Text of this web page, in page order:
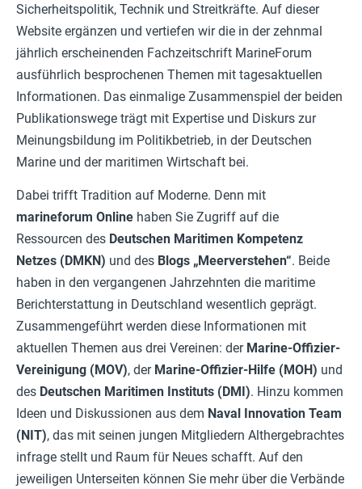
Sicherheitspolitik, Technik und Streitkräfte. Auf dieser
Website ergänzen und vertiefen wir die in der zehnmal
jährlich erscheinenden Fachzeitschrift MarineForum
ausführlich besprochenen Themen mit tagesaktuellen
Informationen. Das einmalige Zusammenspiel der beiden
Publikationswege trägt mit Expertise und Diskurs zur
Meinungsbildung im Politikbetrieb, in der Deutschen
Marine und der maritimen Wirtschaft bei.
Dabei trifft Tradition auf Moderne. Denn mit
marineforum Online haben Sie Zugriff auf die
Ressourcen des Deutschen Maritimen Kompetenz
Netzes (DMKN) und des Blogs „Meerverstehen“. Beide
haben in den vergangenen Jahrzehnten die maritime
Berichterstattung in Deutschland wesentlich geprägt.
Zusammengeführt werden diese Informationen mit
aktuellen Themen aus drei Vereinen: der Marine-Offizier-
Vereinigung (MOV), derMarine-Offizier-Hilfe (MOH) und
des Deutschen Maritimen Instituts (DMI). Hinzu kommen
Ideen und Diskussionen aus dem Naval Innovation Team
(NIT), das mit seinen jungen Mitgliedern Althergebrachtes
infrage stellt und Raum für Neues schafft. Auf den
jeweiligen Unterseiten können Sie mehr über die Verbände